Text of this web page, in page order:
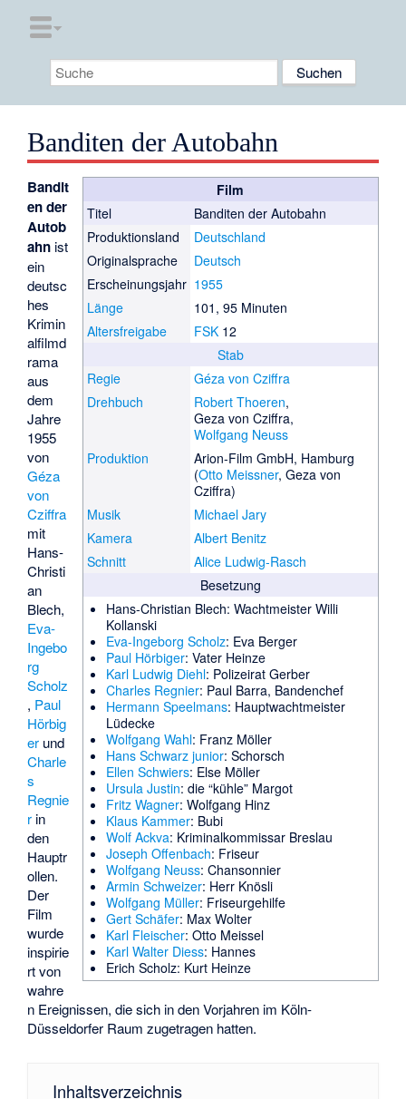
Banditen der Autobahn
Film
Titel
Banditen der Autobahn
Produktionsland
Deutschland
Originalsprache
Deutsch
Erscheinungsjahr 1955
Länge
101, 95 Minuten
Altersfreigabe
FSK12
Stab
Regie
Géza von Cziffra
Drehbuch
Robert Thoeren,
Geza von Cziffra,
Wolfgang Neuss
Produktion
Arion-Film GmbH, Hamburg
(Otto Meissner, Geza von
Cziffra)
Musik
Michael Jary
Kamera
Albert Benitz
Schnitt
Alice Ludwig-Rasch
Besetzung
Hans-Christian Blech: Wachtmeister Willi
Kollanski
Eva-Ingeborg Scholz: Eva Berger
Paul Hörbiger: Vater Heinze
Karl Ludwig Diehl: Polizeirat Gerber
Charles Regnier: Paul Barra, Bandenchef
Hermann Speelmans: Hauptwachtmeister
Lüdecke
Wolfgang Wahl: Franz Möller
Hans Schwarz junior: Schorsch
Ellen Schwiers: Else Möller
Ursula Justin: die “kühle” Margot
Fritz Wagner: Wolfgang Hinz
Klaus Kammer: Bubi
Wolf Ackva: Kriminalkommissar Breslau
Joseph Offenbach: Friseur
Wolfgang Neuss: Chansonnier
Armin Schweizer: Herr Knösli
Wolfgang Müller: Friseurgehilfe
Gert Schäfer: Max Wolter
Karl Fleischer: Otto Meissel
Karl Walter Diess: Hannes
Erich Scholz: Kurt Heinze
Bandit
en der
Autob
ahn ist
ein
deutsc
hes
Krimin
alfilmd
rama
aus
dem
Jahre
1955
von
Géza
von
Cziffra
mit
Hans-
Christi
an
Blech,
Eva-
Ingebo
rg
Scholz
, Paul
Hörbig
er und
Charle
s
Regnie
r in
den
Hauptr
ollen.
Der
Film
wurde
inspirie
rt von
wahre
n Ereignissen, die sich in den Vorjahren im Köln-
Düsseldorfer Raum zugetragen hatten.
Inhaltsverzeichnis